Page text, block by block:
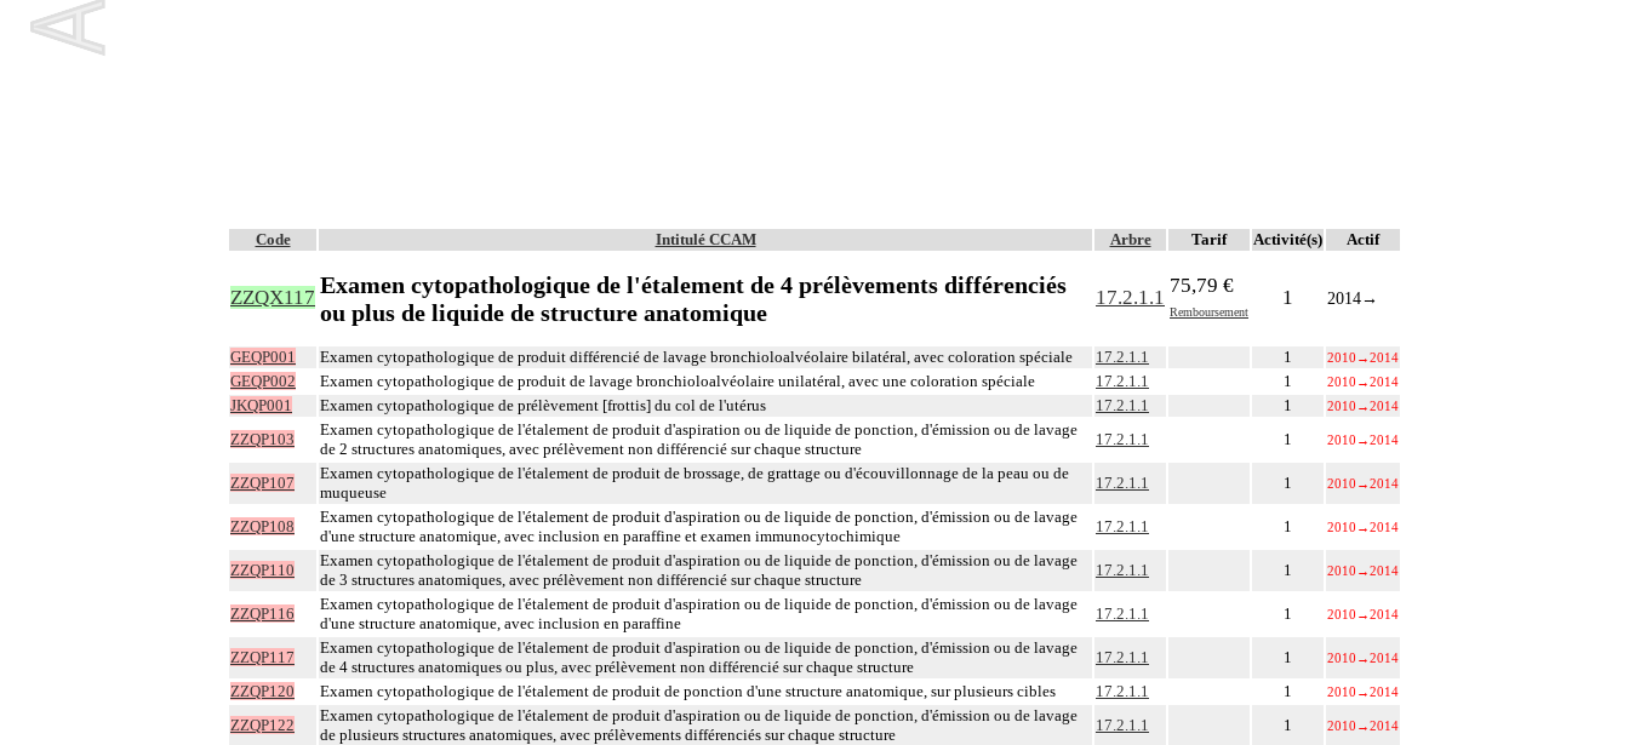
Code Intitulé CCAM Arbre Tarif Activité(s) Actif
ZZQX117 Examen cytopathologique de l'étalement de 4 prélèvements différenciés
ou plus de liquide de structure anatomique
17.2.1.1
75,79 €
Remboursement
1 2014→
GEQP001 Examen cytopathologique de produit différencié de lavage bronchioloalvéolaire bilatéral, avec coloration spéciale 17.2.1.1 1 2010 →2014
GEQP002 Examen cytopathologique de produit de lavage bronchioloalvéolaire unilatéral, avec une coloration spéciale 17.2.1.1 1 2010 →2014
JKQP001 Examen cytopathologique de prélèvement [frottis] du col de l'utérus 17.2.1.1 1 2010 →2014
ZZQP103
Examen cytopathologique de l'étalement de produit d'aspiration ou de liquide de ponction, d'émission ou de lavage
de 2 structures anatomiques, avec prélèvement non différencié sur chaque structure
17.2.1.1 1 2010 →2014
ZZQP107
Examen cytopathologique de l'étalement de produit de brossage, de grattage ou d'écouvillonnage de la peau ou de
muqueuse
17.2.1.1 1 2010 →2014
ZZQP108
Examen cytopathologique de l'étalement de produit d'aspiration ou de liquide de ponction, d'émission ou de lavage
d'une structure anatomique, avec inclusion en paraffine et examen immunocytochimique
17.2.1.1 1 2010 →2014
ZZQP110
Examen cytopathologique de l'étalement de produit d'aspiration ou de liquide de ponction, d'émission ou de lavage
de 3 structures anatomiques, avec prélèvement non différencié sur chaque structure
17.2.1.1 1 2010 →2014
ZZQP116
Examen cytopathologique de l'étalement de produit d'aspiration ou de liquide de ponction, d'émission ou de lavage
d'une structure anatomique, avec inclusion en paraffine
17.2.1.1 1 2010 →2014
ZZQP117
Examen cytopathologique de l'étalement de produit d'aspiration ou de liquide de ponction, d'émission ou de lavage
de 4 structures anatomiques ou plus, avec prélèvement non différencié sur chaque structure
17.2.1.1 1 2010 →2014
ZZQP120 Examen cytopathologique de l'étalement de produit de ponction d'une structure anatomique, sur plusieurs cibles 17.2.1.1 1 2010 →2014
ZZQP122
Examen cytopathologique de l'étalement de produit d'aspiration ou de liquide de ponction, d'émission ou de lavage
de plusieurs structures anatomiques, avec prélèvements différenciés sur chaque structure
17.2.1.1 1 2010 →2014